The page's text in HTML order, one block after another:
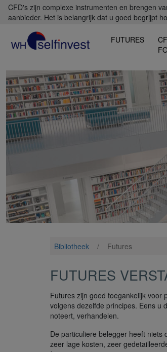
CFD's zijn complexe instrumenten en brengen
aanbieder. Het is belangrijk dat u goed begrijpt
FUTURES
Bibliotheek / Futures
FUTURES
Futures zijn goed toegankelijk voor
volgens dezelfde principes. Eens u
noteert, verhandelen.
De particuliere belegger heeft niets
zeer lage kosten, zeer